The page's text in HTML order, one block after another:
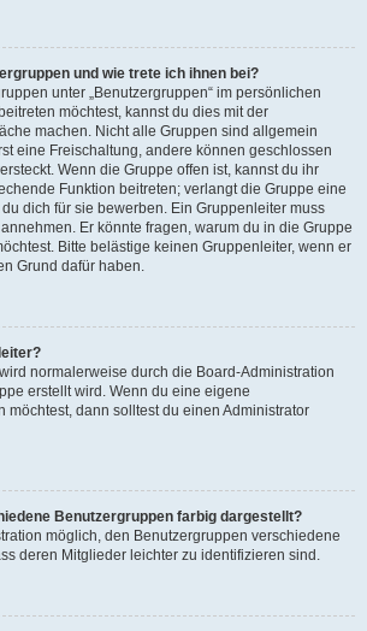
und wie trete ich ihnen bei?
unter „Benutzergruppen“ im persönlichen
möchtest, kannst du dies mit der
machen. Nicht alle Gruppen sind allgemein
eine Freischaltung, andere können geschlossen
Wenn die Gruppe offen ist, kannst du ihr
Funktion beitreten; verlangt die Gruppe eine
dich für sie bewerben. Ein Gruppenleiter muss
Er könnte fragen, warum du in die Gruppe
Bitte belästige keinen Gruppenleiter, wenn er
Grund dafür haben.
normalerweise durch die Board-Administration
erstellt wird. Wenn du eine eigene
möchtest, dann solltest du einen Administrator
Benutzergruppen farbig dargestellt?
möglich, den Benutzergruppen verschiedene
deren Mitglieder leichter zu identifizieren sind.